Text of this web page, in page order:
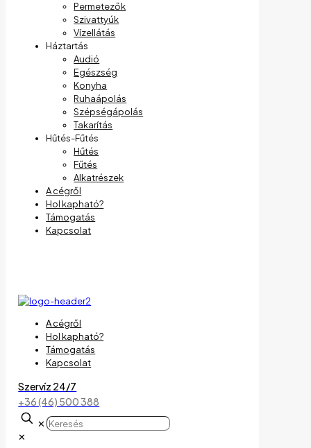
Permetezők
Szivattyúk
Vízellátás
Háztartás
Audió
Egészség
Konyha
Ruhaápolás
Szépségápolás
Takarítás
Hűtés-Fűtés
Hűtés
Fűtés
Alkatrészek
A cégről
Hol kapható?
Támogatás
Kapcsolat
A cégről
Hol kapható?
Támogatás
Kapcsolat
Szervíz 24/7
+36 (46) 500 388
✕
✕